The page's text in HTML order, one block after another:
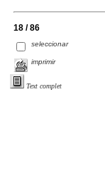
18 / 86
seleccionar
imprimir
Text complet